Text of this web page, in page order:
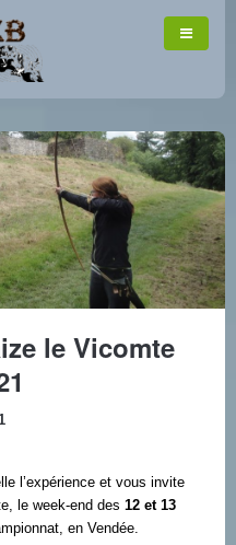
le Vicomte
l’expérience et vous invite
le week-end des 12 et 13
en Vendée.